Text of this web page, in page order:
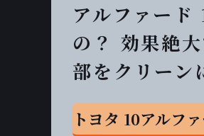
アルファー
の？ 効果絶
部をクリーン
トヨタ 10アルフ